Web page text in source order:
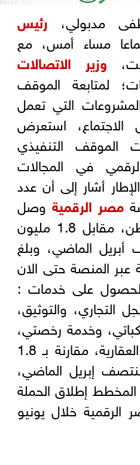
مدبولي، رئيس
مساء أمس، مع
وزير الاتصالات
لمتابعة الموقف
التي تعمل
الاجتماع، استعرض
الموقف التنفيذي
في المجالات
أشار إلى أن عدد
مصر الرقمية وصل
إلى 2.2 مليون مواطن، مقابل 1.8 مليون
الماضي، وبلغ
عبر المنصة حتى الان
على خدمات :
التجاري، والتوثيق،
وخدمة رخصتي،
والمحاكم، والضريبة العقارية، مقارنة بـ 1.8
إبريل الماضي،
إطلاق الحملة
الرقمية خلال يونيو